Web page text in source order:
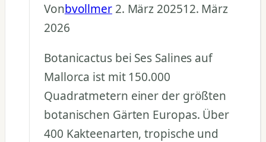
Vonbvollmer 2. März 202512. März
2026
Botanicactus bei Ses Salines auf
Mallorca ist mit 150.000
Quadratmetern einer der größten
botanischen Gärten Europas. Über
400 Kakteenarten, tropische und